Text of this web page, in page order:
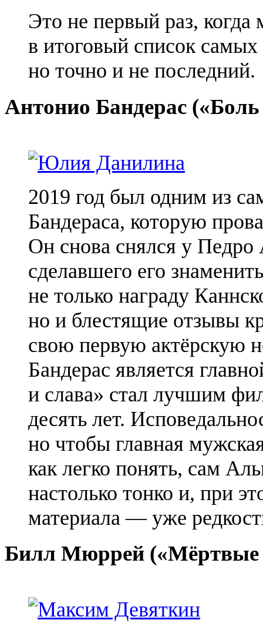
Это не первый раз,
в итоговый список
но точно и не последний.
Антонио Бандерас («Боль
2019 год был одним из
Бандераса, которую
Он снова снялся у Педро
сделавшего его
не только награду
но и блестящие отзывы
свою первую актёрскую
Бандерас является
и слава» стал лучшим
десять лет.
но чтобы главная
как легко понять, сам
настолько тонко и, при
материала — уже
Билл Мюррей («Мёртвые